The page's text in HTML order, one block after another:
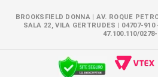
BROOKSFIELD DONNA | AV. ROQUE
SALA 22, VILA GERTRUDES | 04707-
47.100.110/0278-